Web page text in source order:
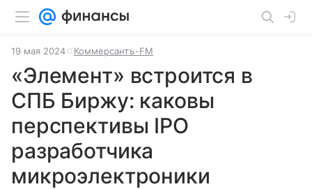
19 мая 2024 Коммерсантъ-FM
«Элемент» встроится в
СПБ Биржу: каковы
перспективы IPO
разработчика
микроэлектроники